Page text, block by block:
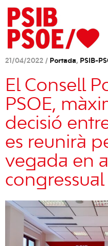
21/04/2022 / Portada, PSIB-
El Consell
PSOE,
decisió
es reunirà
vegada en